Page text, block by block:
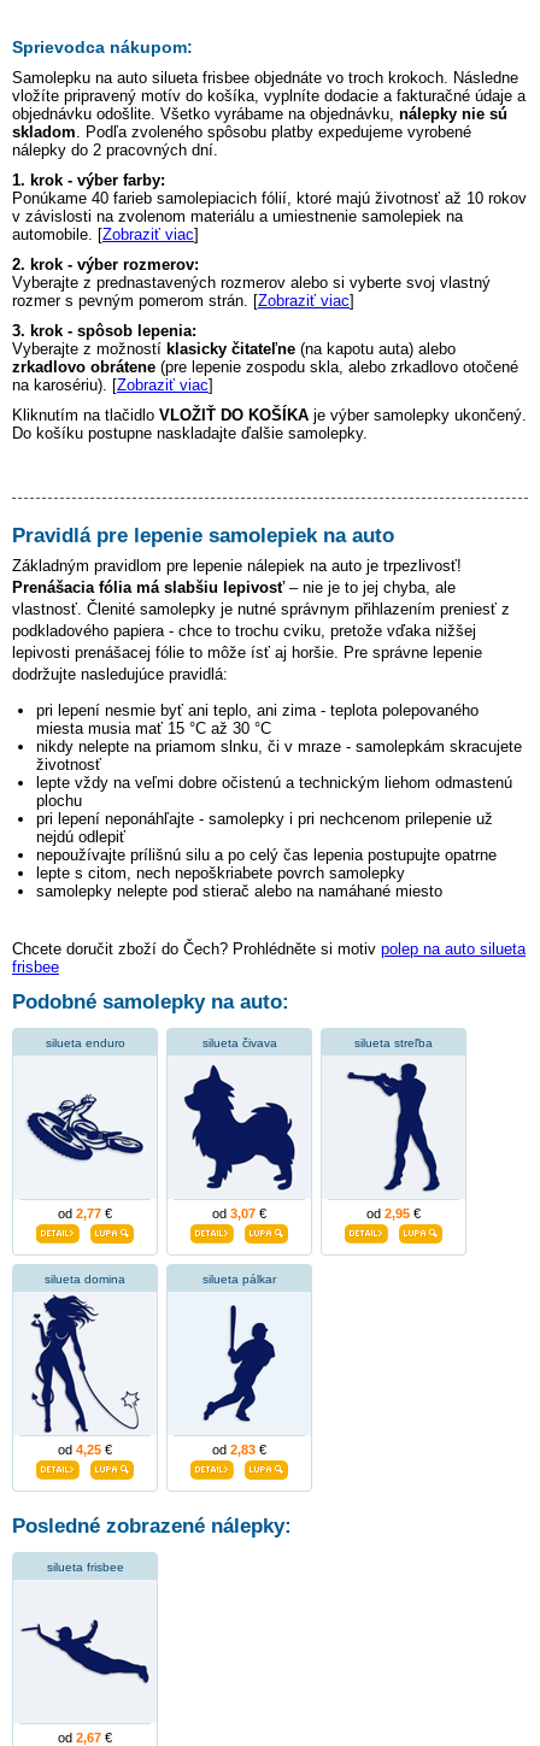
Sprievodca nákupom:
Samolepku na auto silueta frisbee objednáte vo troch krokoch. Následne
vložíte pripravený motív do košíka, vyplníte dodacie a fakturačné údaje a
objednávku odošlite. Všetko vyrábame na objednávku, nálepky nie sú
skladom . Podľa zvoleného spôsobu platby expedujeme vyrobené
nálepky do 2 pracovných dní.
1. krok - výber farby:
Ponúkame 40 farieb samolepiacich fólií, ktoré majú životnosť až 10 rokov
v závislosti na zvolenom materiálu a umiestnenie samolepiek na
automobile. [Zobraziť viac]
2. krok - výber rozmerov:
Vyberajte z prednastavených rozmerov alebo si vyberte svoj vlastný
rozmer s pevným pomerom strán. [Zobraziť viac]
3. krok - spôsob lepenia:
Vyberajte z možností klasicky čitateľne (na kapotu auta) alebo
zrkadlovo obrátene (pre lepenie zospodu skla, alebo zrkadlovo otočené
na karosériu). [Zobraziť viac]
Kliknutím na tlačidlo VLOŽIŤ DO KOŠÍKA je výber samolepky ukončený.
Do košíku postupne naskladajte ďalšie samolepky.
Pravidlá pre lepenie samolepiek na auto
Základným pravidlom pre lepenie nálepiek na auto je trpezlivosť!
Prenášacia fólia má slabšiu lepivosť– nie je to jej chyba, ale
vlastnosť. Členité samolepky je nutné správnym přihlazením preniesť z
podkladového papiera - chce to trochu cviku, pretože vďaka nižšej
lepivosti prenášacej fólie to môže ísť aj horšie. Pre správne lepenie
dodržujte nasledujúce pravidlá:
pri lepení nesmie byť ani teplo, ani zima - teplota polepovaného
miesta musia mať 15 °C až 30 °C
nikdy nelepte na priamom slnku, či v mraze - samolepkám skracujete
životnosť
lepte vždy na veľmi dobre očistenú a technickým liehom odmastenú
plochu
pri lepení neponáhľajte - samolepky i pri nechcenom prilepenie už
nejdú odlepiť
nepoužívajte prílišnú silu a po celý čas lepenia postupujte opatrne
lepte s citom, nech nepoškriabete povrch samolepky
samolepky nelepte pod stierač alebo na namáhané miesto
Chcete doručit zboží do Čech? Prohlédněte si motiv polep na auto silueta
frisbee
Podobné samolepky na auto:
silueta enduro
od 2,77 €
silueta čivava
od 3,07 €
silueta streľba
od 2,95 €
silueta domina
od 4,25 €
silueta pálkar
od 2,83 €
Posledné zobrazené nálepky:
silueta frisbee
od 2,67 €